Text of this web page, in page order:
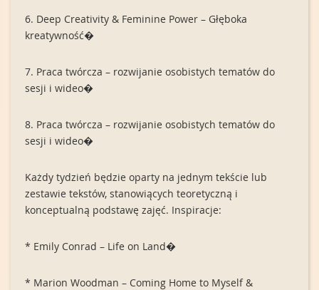
6. Deep Creativity & Feminine Power – Głęboka
kreatywność�
7. Praca twórcza – rozwijanie osobistych tematów do
sesji i wideo�
8. Praca twórcza – rozwijanie osobistych tematów do
sesji i wideo�
Każdy tydzień będzie oparty na jednym tekście lub
zestawie tekstów, stanowiących teoretyczną i
konceptualną podstawę zajęć. Inspiracje:
* Emily Conrad – Life on Land�
* Marion Woodman – Coming Home to Myself &